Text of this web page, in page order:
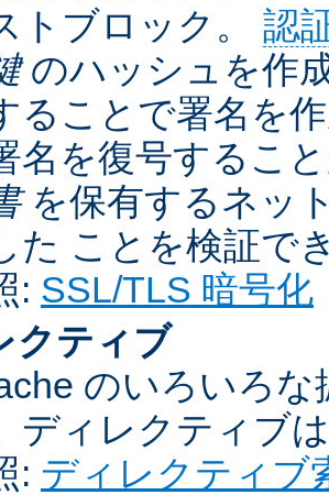
トブロック。 認
のハッシュを作
ることで署名を
名を復号するこ
を保有するネッ
た ことを検証で
: SSL/TLS 暗号化
クティブ
のいろいろ
ディレクティブ
: ディレクティブ